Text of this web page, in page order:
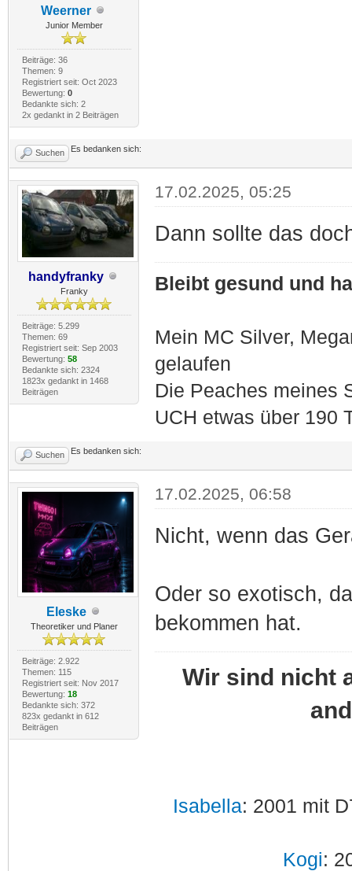
Weerner
Junior Member
Beiträge: 36
Themen: 9
Registriert seit: Oct 2023
Bewertung: 0
Bedankte sich: 2
2x gedankt in 2 Beiträgen
Suchen Es bedanken sich:
handyfranky
Franky
Beiträge: 5.299
Themen: 69
Registriert seit: Sep 2003
Bewertung: 58
Bedankte sich: 2324
1823x gedankt in 1468
Beiträgen
17.02.2025, 05:25
Dann sollte das
Bleibt gesund und
Mein MC Silver,
gelaufen
Die Peaches meines
UCH etwas über 190
Suchen Es bedanken sich:
Eleske
Theoretiker und Planer
Beiträge: 2.922
Themen: 115
Registriert seit: Nov 2017
Bewertung: 18
Bedankte sich: 372
823x gedankt in 612
Beiträgen
17.02.2025, 06:58
Nicht, wenn das
Oder so exotisch,
bekommen hat.
Wir sind nicht
Isabella: 2001 mit
Kogi: